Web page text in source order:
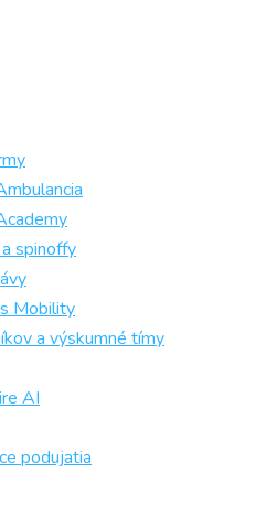
spinoffy
Mobility
a výskumné tímy
AI
podujatia